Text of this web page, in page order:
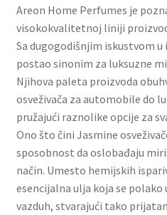
Pokloni za devojku
Login
My account
Naši partneri
Newsletter
Partners
Areon Home Perfumes je
visokokvalitetnoj liniji
Sa dugogodišnjim iskustvom
postao sinonim za luksuzne
Njihova paleta proizvoda
osveživača za automobile do
pružajući raznolike opcije za
Ono što čini Jasmine
sposobnost da oslobađaju
način. Umesto hemijskih
esencijalna ulja koja se polako
vazduh, stvarajući tako